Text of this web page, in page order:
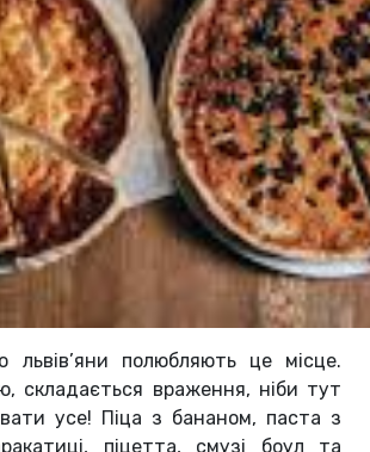
полюбляють це місце.
складається враження, ніби тут
усе! Піца з бананом, паста з
піцетта, смузі боул та